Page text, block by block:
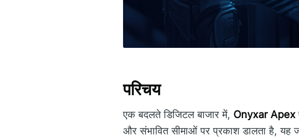
परिचय
एक बदलते डिजिटल बाजार में, Onyxar Apex
और संभावित सीमाओं पर प्रकाश डालता है, यह